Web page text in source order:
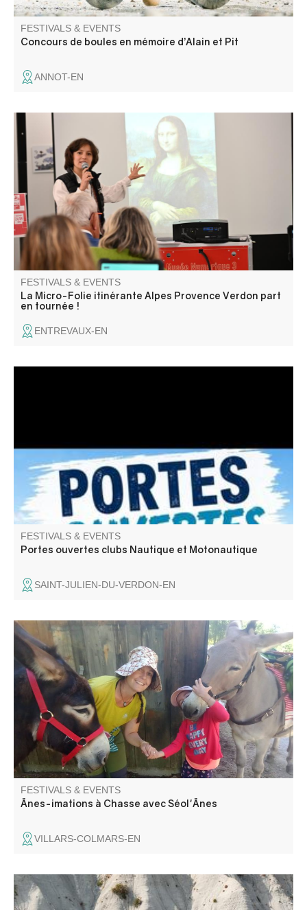
FESTIVALS & EVENTS
Concours de boules en mémoire d’Alain et Pit
ANNOT-EN
La Micro-Folie itinérante Alpes Provence Verdon s'installe
à Entrevaux ! La Micro-Folie c'est un musée numérique,
un espace de réalité virtuelle, un fablab et une
ludothèque. Une programmation riche et ludique vous
attend pour petits et grands.
FESTIVALS & EVENTS
La Micro-Folie itinérante Alpes Provence Verdon part
en tournée !
ENTREVAUX-EN
FESTIVALS & EVENTS
Portes ouvertes clubs Nautique et Motonautique
SAINT-JULIEN-DU-VERDON-EN
Venez rencontrer les ânes d'Émilie, son métier d'ânière et
l'amour qu'elle porte à ses amis aux longues oreilles.
Rencontre du troupeau, pansage, balade avec les ânes ,
contes et poèmes sur cet animal attachant !
FESTIVALS & EVENTS
Ânes-imations à Chasse avec Séol'Ânes
VILLARS-COLMARS-EN
Plongez au cœur des paysages minéraux et des